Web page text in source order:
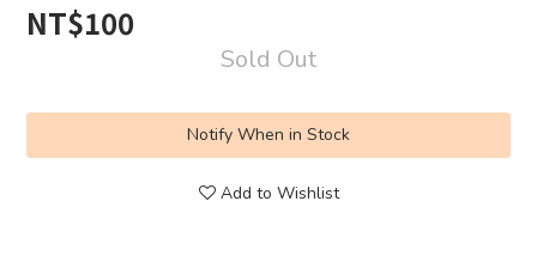
NT$100
Sold Out
Notify When in Stock
Add to Wishlist